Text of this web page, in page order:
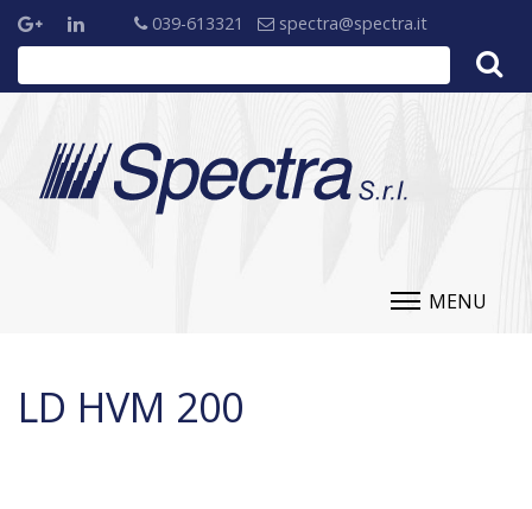
039-613321 spectra@spectra.it
MENU
LD HVM 200